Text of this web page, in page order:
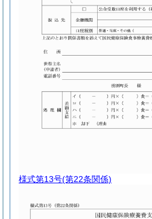
様式第13号(第22条関係)